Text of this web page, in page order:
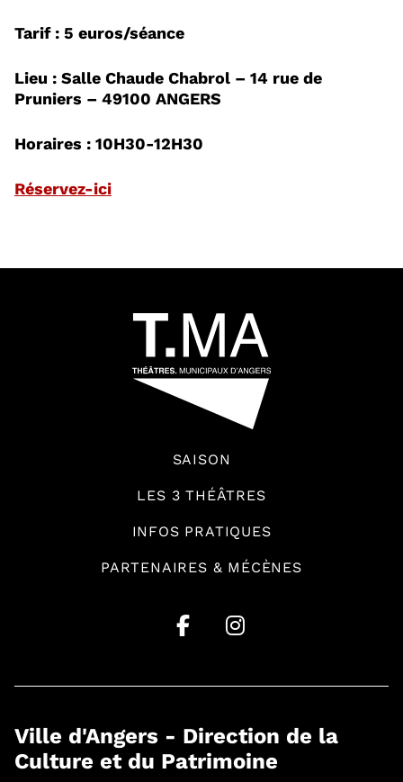
Tarif : 5 euros/séance
Lieu : Salle Chaude Chabrol – 14 rue de
Pruniers – 49100 ANGERS
Horaires : 10H30-12H30
Réservez-ici, Ouvre une nouvelle fenêtre
SAISON
LES 3 THÉÂTRES
INFOS PRATIQUES
PARTENAIRES & MÉCÈNES
Ville d'Angers - Direction de la
Culture et du Patrimoine